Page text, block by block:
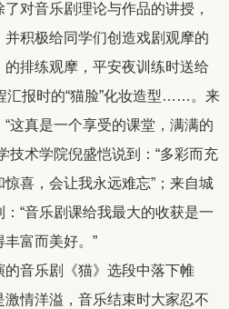
对音乐剧理论与作品的讲授，
积极给同学们创造戏剧观摩的
排练观摩，平安夜训练时送给
汇报时的“猫脸”化妆造型……。来
这真是一个享受的课堂，满满的
技术学院倪盛恺说到：“多彩而充
喜，会让我永远难忘”；来自城
“音乐剧课给我最大的收获是一
富而美好。”
音乐剧《猫》选段中落下帷
情洋溢，音乐结束时大家忍不